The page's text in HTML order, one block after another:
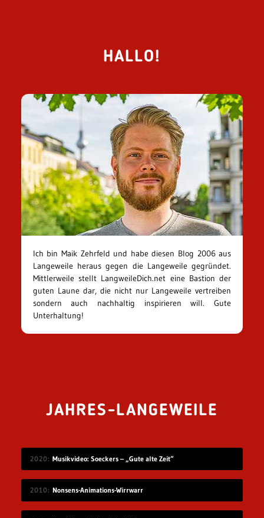
HALLO!
Ich bin Maik Zehrfeld und habe diesen Blog 2006 aus
Langeweile heraus gegen die Langeweile gegründet.
Mittlerweile stellt LangweileDich.net eine Bastion der
guten Laune dar, die nicht nur Langeweile vertreiben
sondern auch nachhaltig inspirieren will. Gute
Unterhaltung!
JAHRES-LANGEWEILE
2020 Musikvideo: Soeckers – „Gute alte Zeit“
2010 Nonsens-Animations-Wirrwarr